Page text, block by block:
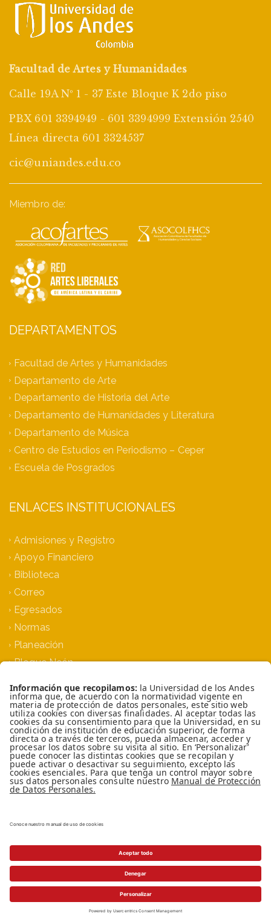
Facultad de Artes y Humanidades
Calle 19A Nº 1 - 37 Este Bloque K 2do piso
PBX 601 3394949 - 601 3394999 Extensión 2540
Línea directa 601 3324537
cic@uniandes.edu.co
Miembro de:
DEPARTAMENTOS
Facultad de Artes y Humanidades
Departamento de Arte
Departamento de Historia del Arte
Departamento de Humanidades y Literatura
Departamento de Música
Centro de Estudios en Periodismo – Ceper
Escuela de Posgrados
ENLACES INSTITUCIONALES
Admisiones y Registro
Apoyo Financiero
Biblioteca
Correo
Egresados
Normas
Planeación
Bloque Neón
TOP
Universidad de los Andes | Vigilada MinEducación
Reconocimiento como Universidad: Decreto
febrero de 1949 MinJusticia.